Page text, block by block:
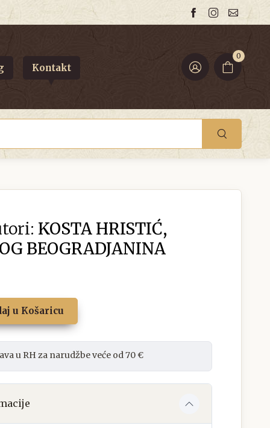
0
Kontakt
KOSTA HRISTIĆ,
BEOGRADJANINA
u Košaricu
u RH za narudžbe veće od 70 €